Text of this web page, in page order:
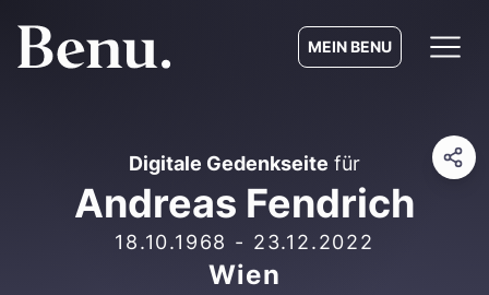
MEIN BENU
Digitale Gedenkseite für
Andreas Fendrich
18.10.1968 - 23.12.2022
Wien